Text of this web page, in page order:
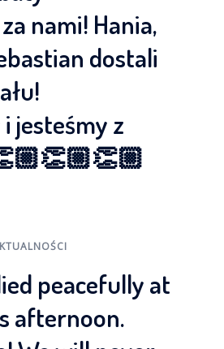
nami! Hania,
dostali
jesteśmy z
peacefully at
afternoon.